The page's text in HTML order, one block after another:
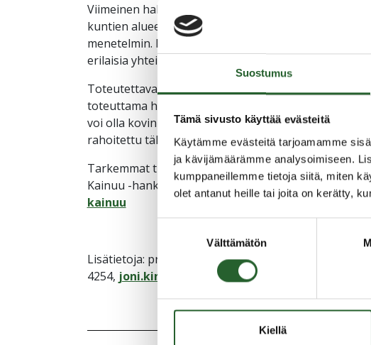
Suostumus
Tämä sivusto käyttää evästeitä
Käytämme evästeitä tarjoamamme
ja kävijämäärämme analysoimiseen.
kumppaneillemme tietoja siitä, miten
olet antanut heille tai joita on kerätty,
Välttämätön
Kiellä
Viimeinen hakukierros kohdistuu erityisesti
kuntien alueella ja edistävät taiteen ja kulttuurin
menetelmin. Rahoitettavat kokeilut voivat olla
erilaisia yhteisötaiteita hyödyntäviä työpajoja,
Toteutettava kokeilurahahaku on järjestyksessään
toteuttama haku. Haun perusteella rahoitetaan 1–2
voi olla kovin suuria, kokeilun rahoitus noin
rahoitettu tähän mennessä kahdessa
Tarkemmat tiedot nyt avautuvan hakukierroksen
Kainuu -hankkeen verkkosivuilta https://
kainuu
Lisätietoja: projektikoordinaattori Joni Kinnunen,
4254, joni.kinnunen@kainuunliitto.fi